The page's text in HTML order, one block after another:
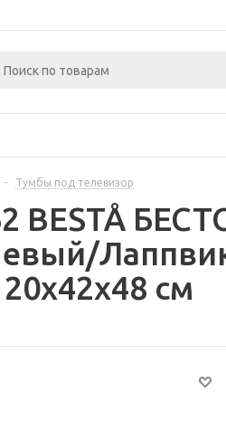
- Тумбы под телевизор
BESTÅ
см